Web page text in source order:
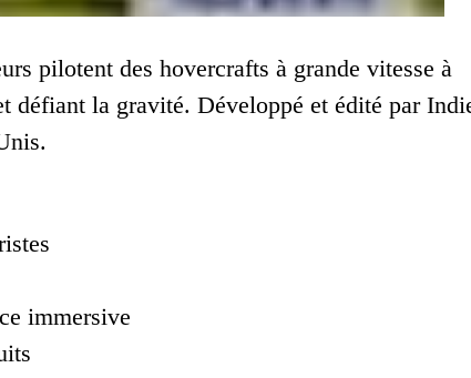
pilotent des hovercrafts à grande vitesse à
défiant la gravité. Développé et édité par
immersive